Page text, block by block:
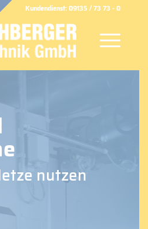
Kundendienst: 09135 / 73 73 - 0
nutzen